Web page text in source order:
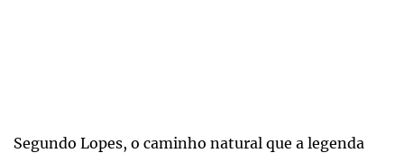
Segundo Lopes, o caminho natural que a legenda